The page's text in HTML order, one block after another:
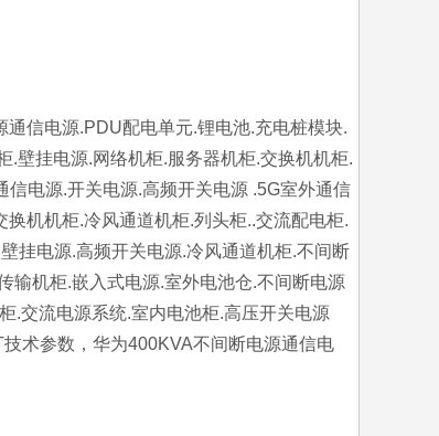
信电源.PDU配电单元.锂电池.充电桩模块.
.壁挂电源.网络机柜.服务器机柜.交换机机柜.
电源.开关电源.高频开关电源 .5G室外通信
机机柜.冷风通道机柜.列头柜..交流配电柜.
挂电源.高频开关电源.冷风通道机柜.不间断
输机柜.嵌入式电源.室外电池仓.不间断电源
.交流电源系统.室内电池柜.高压开关电源
术参数，华为400KVA不间断电源通信电